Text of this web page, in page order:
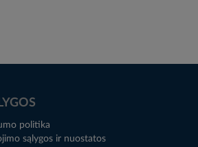
politika
sąlygos ir nuostatos